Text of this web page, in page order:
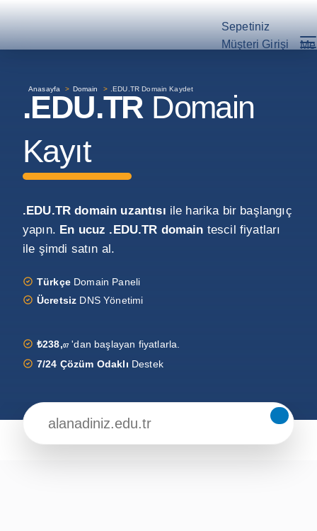
Sepetiniz
Müşteri Girişi
Anasayfa > Domain > .EDU.TR Domain Kaydet
.EDU.TR Domain
Kayıt
.EDU.TR domain uzantısı ile harika bir başlangıç
yapın. En ucuz .EDU.TR domain tescil fiyatları
ile şimdi satın al.
TürkçeDomain Paneli
Ücretsiz DNS Yönetimi
₺238,07 'dan başlayan fiyatlarla.
7/24 Çözüm Odaklı Destek